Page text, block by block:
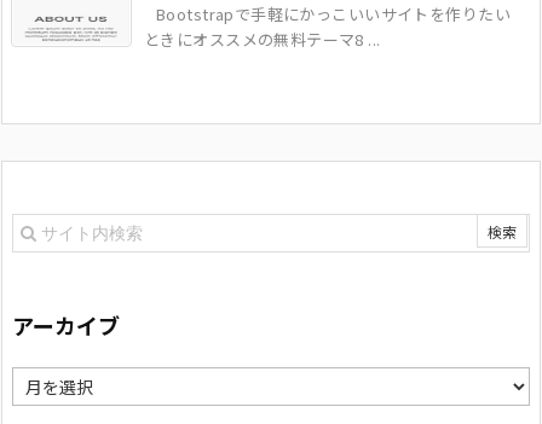
Bootstrapで手軽にかっこいいサイトを作りたい
ときにオススメの無料テーマ8 ...
アーカイブ
ア